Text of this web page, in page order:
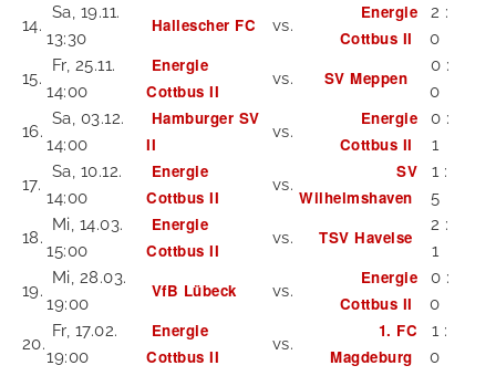
14.
Sa, 19.11.
13:30
Hallescher FC vs.
Energie
Cottbus II
2 :
0
15.
Fr, 25.11.
14:00
Energie
Cottbus II
vs. SV Meppen
0 :
0
16.
Sa, 03.12.
14:00
Hamburger SV
II
vs.
Energie
Cottbus II
0 :
1
17.
Sa, 10.12.
14:00
Energie
Cottbus II
vs.
SV
Wilhelmshaven
1 :
5
18.
Mi, 14.03.
15:00
Energie
Cottbus II
vs. TSV Havelse
2 :
1
19.
Mi, 28.03.
19:00
VfB Lübeck vs.
Energie
Cottbus II
0 :
0
20.
Fr, 17.02.
19:00
Energie
Cottbus II
vs.
1. FC
Magdeburg
1 :
0